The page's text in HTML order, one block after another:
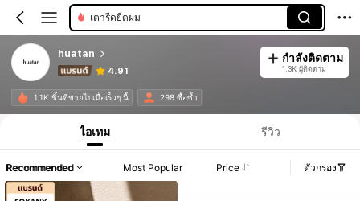
เตารีดยืดผม
huatan
4.91
กำลังติดตาม
1.3K ผู้ติดตาม
1.1K ชิ้นที่ขายไปเมื่อเร็วๆ นี้ 298 ซื้อซ้ำ
ไอเทม รีวิว
Recommended Most Popular Price ตัวกรอง